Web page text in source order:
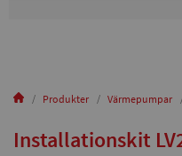
Produkter Värmepumpar
Installationskit